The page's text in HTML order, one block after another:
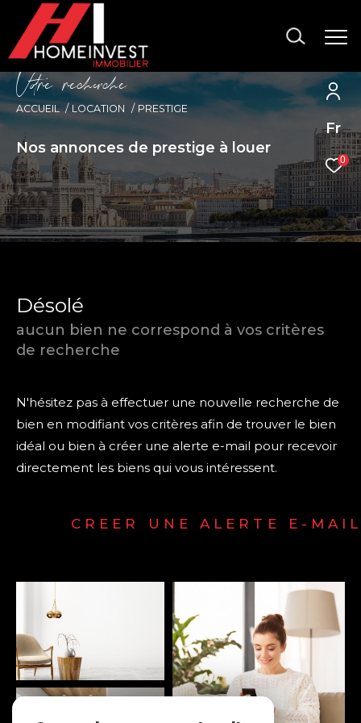
Fr
0
Vore recece
ACCUEIL LOCATION PRESTIGE
Nos annonces de prestige à louer
Désolé
aucun bien ne correspond à vos critères
de recherche
N'hésitez pas à effectuer une nouvelle recherche de
bien en modifiant vos critères afin de trouver le bien
idéal ou bien à créer une alerte e-mail pour recevoir
directement les biens qui vous intéressent.
CREER UNE ALERTE E-